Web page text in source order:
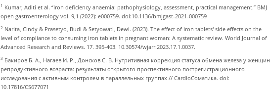
1 Kumar, Aditi et al. “Iron deficiency anaemia: pathophysiology, assessment, practical management.” BMJ
open gastroenterology vol. 9,1 (2022): e000759. doi:10.1136/bmjgast-2021-000759
2 Narita, Cindy & Prasetyo, Budi & Setyowati, Dewi. (2023). The effect of iron tablets' side effects on the
level of compliance to consuming iron tablets in pregnant woman: A systematic review. World Journal of
Advanced Research and Reviews. 17. 395-403. 10.30574/wjarr.2023.17.1.0037.
3 Бакиров Б. А., Нагаев И. Р., Донсков С. В. Нутритивная коррекция статуса обмена железа у женщин
репродуктивного возраста: результаты открытого проспективного пострегистрационного
исследования с активным контролем в параллельных группах // CardioСоматика. doi:
10.17816/CS677071